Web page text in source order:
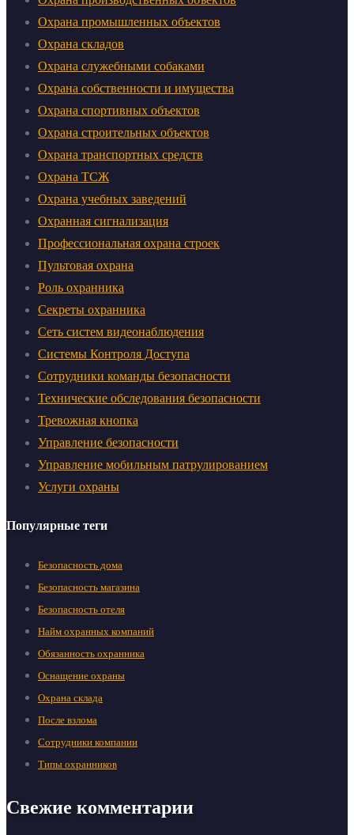
Охрана промышленных объектов
Охрана складов
Охрана служебными собаками
Охрана собственности и имущества
Охрана спортивных объектов
Охрана строительных объектов
Охрана транспортных средств
Охрана ТСЖ
Охрана учебных заведений
Охранная сигнализация
Профессиональная охрана строек
Пультовая охрана
Роль охранника
Секреты охранника
Сеть систем видеонаблюдения
Системы Контроля Доступа
Сотрудники команды безопасности
Технические обследования безопасности
Тревожная кнопка
Управление безопасности
Управление мобильным патрулированием
Услуги охраны
Популярные теги
Безопасность дома
Безопасность магазина
Безопасность отеля
Найм охранных компаний
Обязанность охранника
Оснащение охраны
Охрана склада
После взлома
Сотрудники компании
Типы охранников
Свежие комментарии